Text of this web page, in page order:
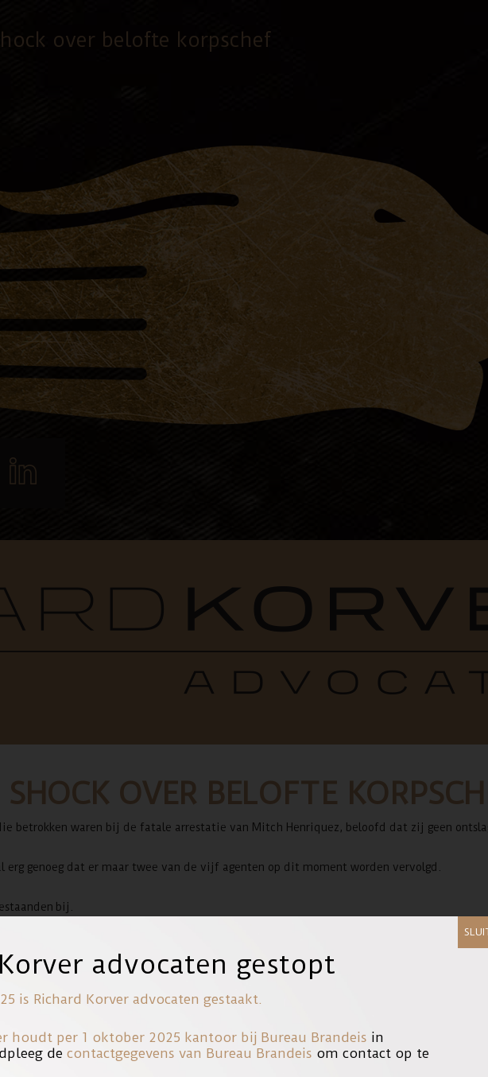
over belofte korpschef
OVER BELOFTE
betrokken waren bij de fatale arrestatie van Mitch Henriquez, beloofd dat zij geen
genoeg dat er maar twee van de vijf agenten op dit moment worden vervolgd.
bij.
betrokken waren bij de fatale arrestatie van Mitch Henriquez, beloofd dat zij geen
genoeg dat er maar twee van de vijf agenten op dit moment worden vervolgd.
bij.
Zo krijgen alle vijf verdachten hun politiepas terug, waarmee zij weer toegang
advocaten gestopt
is Richard Korver advocaten gestaakt.
houdt per 1 oktober 2025 kantoor bij Bureau Brandeis in
de contactgegevens van Bureau Brandeis om contact op te